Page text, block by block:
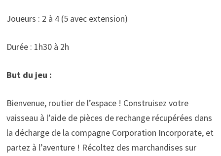
Joueurs : 2 à 4 (5 avec extension)
Durée : 1h30 à 2h
But du jeu :
Bienvenue, routier de l’espace ! Construisez votre
vaisseau à l’aide de pièces de rechange récupérées dans
la décharge de la compagne Corporation Incorporate, et
partez à l’aventure ! Récoltez des marchandises sur